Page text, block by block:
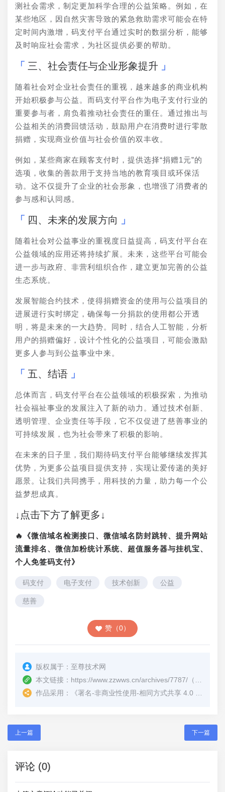
测社会需求，制定更加科学合理的公益策略。例如，在
某些地区，因自然灾害导致的紧急救助需求可能会在特
定时间内激增，码支付平台通过实时的数据分析，能够
及时响应社会需求，为社区提供必要的帮助。
三、社会责任与企业形象提升
随着社会对企业社会责任的重视，越来越多的商业机构
开始积极参与公益。而码支付平台作为电子支付行业的
重要参与者，肩负着推动社会责任的重任。通过推出与
公益相关的消费回馈活动，鼓励用户在消费时进行零散
捐赠，实现商业价值与社会价值的双丰收。
例如，某些商家在顾客支付时，提供选择“捐赠1元”的
选项，收集的善款用于支持当地的教育项目或环保活
动。这不仅提升了企业的社会形象，也增强了消费者的
参与感和认同感。
四、未来的发展方向
随着社会对公益事业的重视度日益提高，码支付平台在
公益领域的应用还将持续扩展。未来，这些平台可能会
进一步与政府、非营利组织合作，建立更加完善的公益
生态系统。
发展智能合约技术，使得捐赠资金的使用与公益项目的
进展进行实时绑定，确保每一分捐款的使用都公开透
明，将是未来的一大趋势。同时，结合人工智能，分析
用户的捐赠偏好，设计个性化的公益项目，可能会激励
更多人参与到公益事业中来。
五、结语
总体而言，码支付平台在公益领域的积极探索，为推动
社会福祉事业的发展注入了新的动力。通过技术创新、
透明管理、企业责任等手段，它不仅促进了慈善事业的
可持续发展，也为社会带来了积极的影响。
在未来的日子里，我们期待码支付平台能够继续发挥其
优势，为更多公益项目提供支持，实现让爱传递的美好
愿景。让我们共同携手，用科技的力量，助力每一个公
益梦想成真。
↓点击下方了解更多↓
🔥《微信域名检测接口、微信域名防封跳转、提升网站
流量排名、微信加粉统计系统、超值服务器与挂机宝、
个人免签码支付》
码支付 电子支付 技术创新 公益
慈善
赞（0）
版权属于： 至尊技术网
本文链接： https://www.zzwws.cn/archives/7787/ （转载时请注明本文出处及文章链接）
作品采用：
《署名-非商业性使用-相同方式共享 4.0 国际 (CC BY-NC-SA 4.0)
上一篇 下一篇
评论 (0)